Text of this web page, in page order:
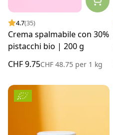
4.7(35)
Crema spalmabile con 30%
pistacchi bio | 200 g
CHF 9.75CHF 48.75 per 1 kg